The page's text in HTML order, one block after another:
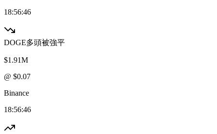
18:56:46
DOGE多頭被強平
$1.91M
@ $0.07
Binance
18:56:46